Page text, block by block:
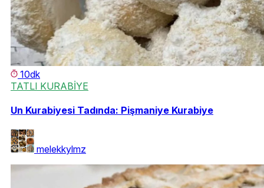
10dk
TATLI KURABİYE
Un Kurabiyesi Tadında: Pişmaniye Kurabiye
melekkylmz